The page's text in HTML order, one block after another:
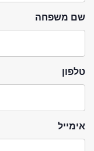
שם משפחה
טלפון
אימייל